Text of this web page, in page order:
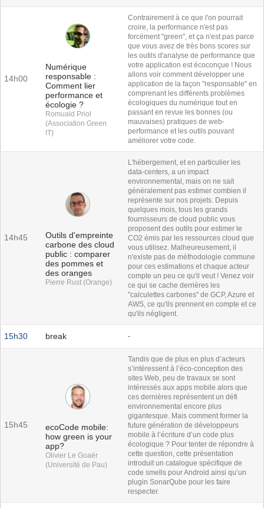
14h00
Numérique
responsable :
Comment lier
performance et
écologie ?
Romuald Priol
(Association Green
IT)
Contrairement à ce que l'on pourrait
croire, la performance n'est pas
forcément "green", et ça n'est pas parce
que vous avez de très bons scores sur
les outils d'analyse de performance que
votre application est écoconçue ! Nous
allons voir comment développer une
application de la façon "responsable" en
comprenant les différents problèmes
écologiques du numérique tout en
passant en revue les bonnes (ou
mauvaises) pratiques de web-
performance et les outils pouvant
améliorer votre code.
14h45
Outils d'empreinte
carbone des cloud
public : comparer
des pommes et
des oranges
Pierre Rust (Orange)
L'hébergement, et en particulier les
data-centers, a un impact
environnemental, mais on ne sait
généralement pas estimer combien il
représente sur nos projets. Depuis
quelques mois, tous les grands
fournisseurs de cloud public vous
proposent des outils pour estimer le
CO2 émis par les ressources cloud que
vous utilisez. Malheureusement, il
n'existe pas de méthodologie commune
pour ces estimations et chaque acteur
compte un peu ce qu'il veut ! Venez voir
ce qui se cache derrières les
"calculettes carbones" de GCP, Azure et
AWS, ce qu'ils prennent en compte et ce
qu'ils négligent.
15h30 break -
15h45
ecoCode mobile:
how green is your
app?
Olivier Le Goaër
(Université de Pau)
Tandis que de plus en plus d’acteurs
s’intéressent à l’éco-conception des
sites Web, peu de travaux se sont
intéressés aux apps mobile alors que
ces dernières représentent un défi
environnemental encore plus
gigantesque. Mais comment former la
future génération de développeurs
mobile à l’écriture d’un code plus
écologique ? Pour tenter de répondre à
cette question, cette présentation
introduit un catalogue spécifique de
code smells pour Android ainsi qu’un
plugin SonarQube pour les faire
respecter.